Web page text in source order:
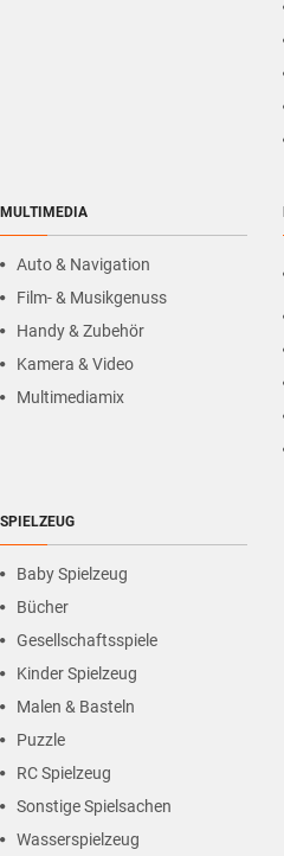
MULTIMEDIA
Auto & Navigation
Film- & Musikgenuss
Handy & Zubehör
Kamera & Video
Multimediamix
SPIELZEUG
Baby Spielzeug
Bücher
Gesellschaftsspiele
Kinder Spielzeug
Malen & Basteln
Puzzle
RC Spielzeug
Sonstige Spielsachen
Wasserspielzeug